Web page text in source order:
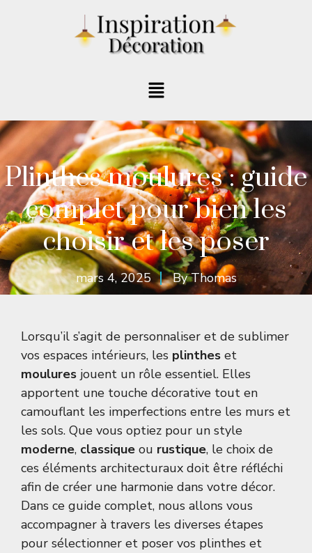
Plinthes moulures : guide
complet pour bien les
choisir et les poser
mars 4, 2025 ByThomas
Lorsqu’il s’agit de personnaliser et de sublimer
vos espaces intérieurs, les plinthes et
moulures jouent un rôle essentiel. Elles
apportent une touche décorative tout en
camouflant les imperfections entre les murs et
les sols. Que vous optiez pour un style
moderne, classique ou rustique, le choix de
ces éléments architecturaux doit être réfléchi
afin de créer une harmonie dans votre décor.
Dans ce guide complet, nous allons vous
accompagner à travers les diverses étapes
pour sélectionner et poser vos plinthes et